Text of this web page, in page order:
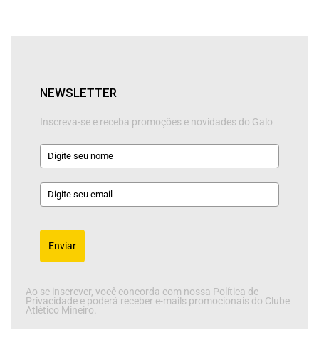
NEWSLETTER
Inscreva-se e receba promoções e novidades do Galo
Enviar
Ao se inscrever, você concorda com nossa Política de
Privacidade e poderá receber e-mails promocionais do Clube
Atlético Mineiro.